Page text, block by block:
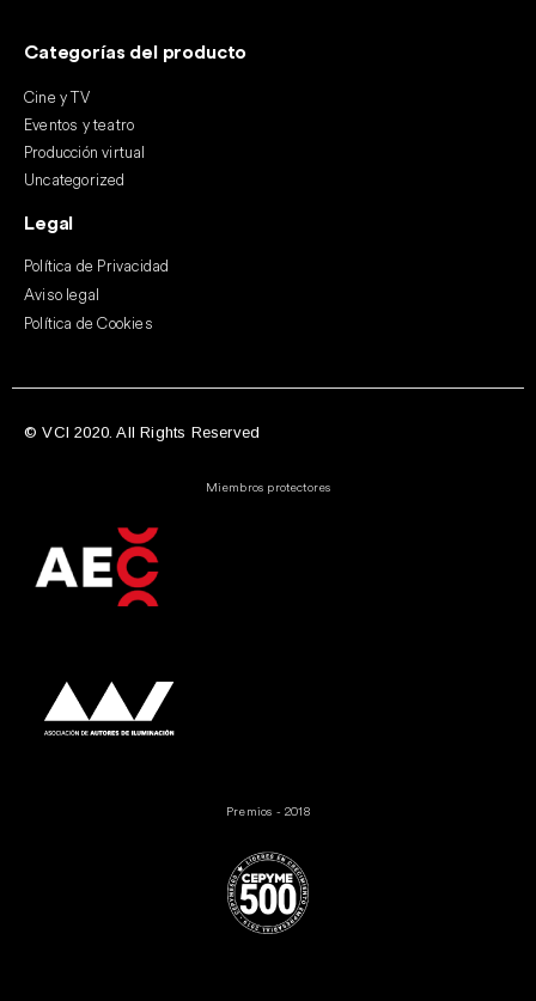
Categorías del producto
Cine y TV
Eventos y teatro
Producción virtual
Uncategorized
Legal
Política de Privacidad
Aviso legal
Política de Cookies
© VCI 2020. All Rights Reserved
Miembros protectores
Premios - 2018